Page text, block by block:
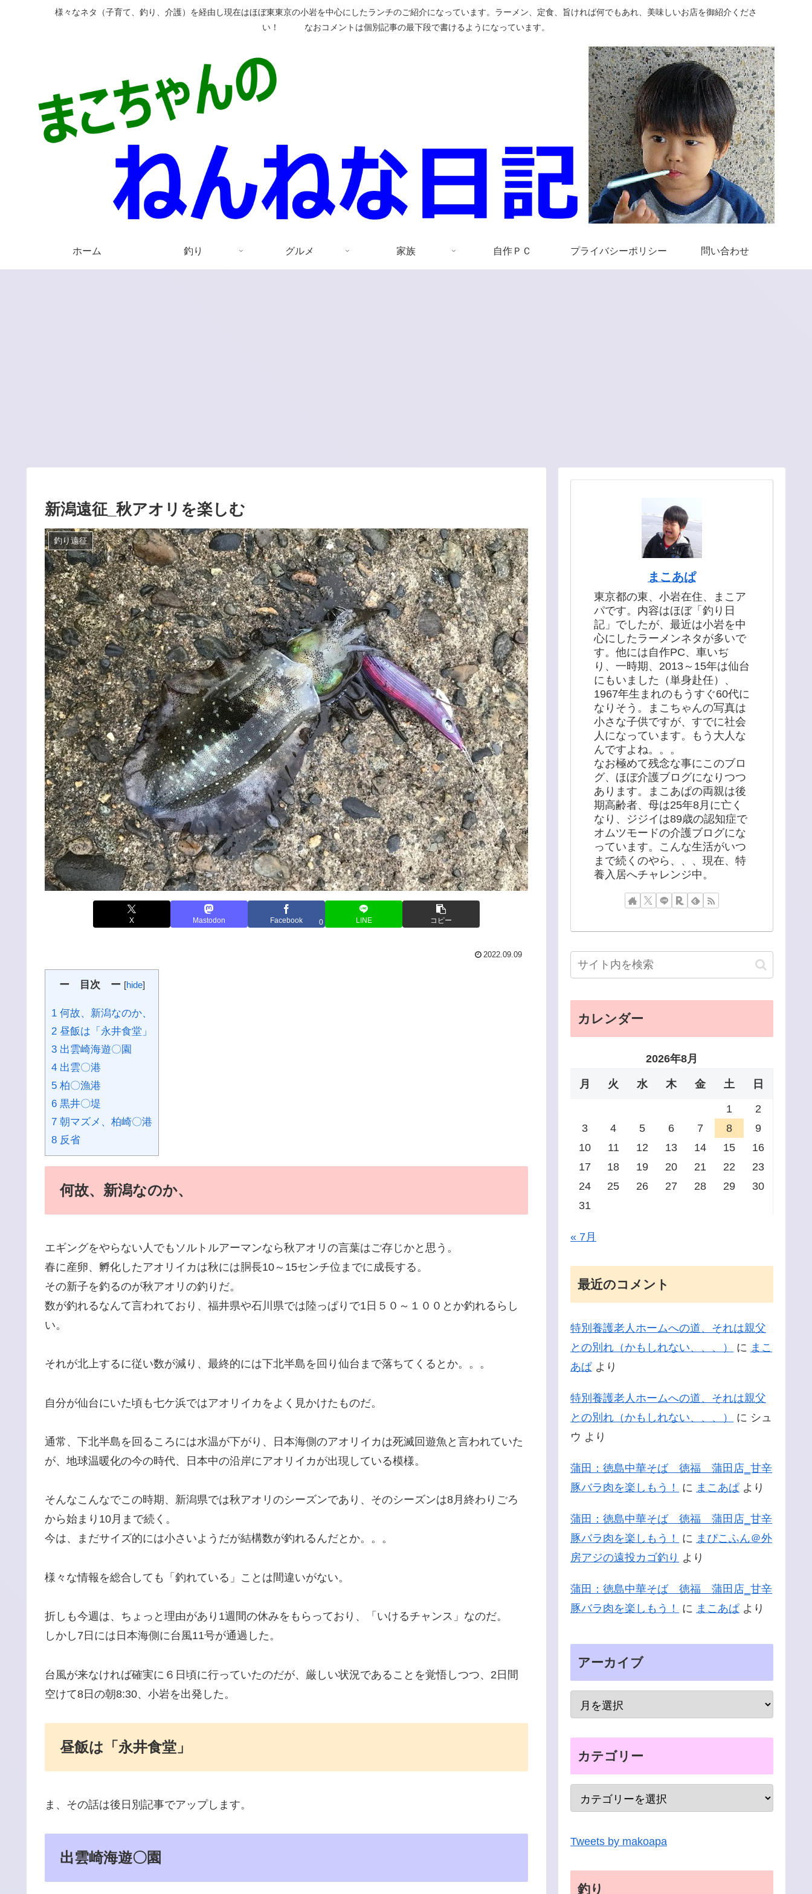
様々なネタ（子育て、釣り、介護）を経由し現在はほぼ東東京の小岩を中心にしたランチのご紹介になっています。ラーメン、定食、旨ければ何でもあれ、美味しいお店を御紹介くださ
い！ なおコメントは個別記事の最下段で書けるようになっています。
ホーム 釣り グルメ 家族 自作ＰＣ プライバシーポリシー 問い合わせ
新潟遠征_秋アオリを楽しむ
釣り遠征
X Mastodon Facebook 0 LINE コピー
2022.09.09
ー 目次 ー [hide]
1 何故、新潟なのか、
2 昼飯は「永井食堂」
3 出雲崎海遊〇園
4 出雲〇港
5 柏〇漁港
6 黒井〇堤
7 朝マズメ、柏崎〇港
8 反省
何故、新潟なのか、
エギングをやらない人でもソルトルアーマンなら秋アオリの言葉はご存じかと思う。
春に産卵、孵化したアオリイカは秋には胴長10～15センチ位までに成長する。
その新子を釣るのが秋アオリの釣りだ。
数が釣れるなんて言われており、福井県や石川県では陸っぱりで1日５０～１００とか釣れるらし
い。
それが北上するに従い数が減り、最終的には下北半島を回り仙台まで落ちてくるとか。。。
自分が仙台にいた頃も七ケ浜ではアオリイカをよく見かけたものだ。
通常、下北半島を回るころには水温が下がり、日本海側のアオリイカは死滅回遊魚と言われていた
が、地球温暖化の今の時代、日本中の沿岸にアオリイカが出現している模様。
そんなこんなでこの時期、新潟県では秋アオリのシーズンであり、そのシーズンは8月終わりごろ
から始まり10月まで続く。
今は、まだサイズ的には小さいようだが結構数が釣れるんだとか。。。
様々な情報を総合しても「釣れている」ことは間違いがない。
折しも今週は、ちょっと理由があり1週間の休みをもらっており、「いけるチャンス」なのだ。
しかし7日には日本海側に台風11号が通過した。
台風が来なければ確実に６日頃に行っていたのだが、厳しい状況であることを覚悟しつつ、2日間
空けて8日の朝8:30、小岩を出発した。
昼飯は「永井食堂」
ま、その話は後日別記事でアップします。
出雲崎海遊〇園
まこあぱ
東京都の東、小岩在住、まこア
パです。内容はほぼ「釣り日
記」でしたが、最近は小岩を中
心にしたラーメンネタが多いで
す。他には自作PC、車いぢ
り、一時期、2013～15年は仙台
にもいました（単身赴任）、
1967年生まれのもうすぐ60代に
なりそう。まこちゃんの写真は
小さな子供ですが、すでに社会
人になっています。もう大人な
んですよね。。。
なお極めて残念な事にこのブロ
グ、ほぼ介護ブログになりつつ
あります。まこあぱの両親は後
期高齢者、母は25年8月に亡く
なり、ジジイは89歳の認知症で
オムツモードの介護ブログにな
っています。こんな生活がいつ
まで続くのやら、、、現在、特
養入居へチャレンジ中。
カレンダー
2026年8月
月 火 水 木 金 土 日
1
2
3
4 5 6 7 8
9
10
11 12 13 14 15
16
17
18 19 20 21 22
23
24
25 26 27 28 29
30
31
« 7月
最近のコメント
特別養護老人ホームへの道、それは親父
との別れ（かもしれない、、、）
に まこ
あぱ より
特別養護老人ホームへの道、それは親父
との別れ（かもしれない、、、）
に シュ
ウ より
蒲田：徳島中華そば 徳福 蒲田店‗甘辛
豚バラ肉を楽しもう！
に まこあぱ より
蒲田：徳島中華そば 徳福 蒲田店‗甘辛
豚バラ肉を楽しもう！
に まぴこふん＠外
房アジの遠投カゴ釣り より
蒲田：徳島中華そば 徳福 蒲田店‗甘辛
豚バラ肉を楽しもう！
に まこあぱ より
アーカイブ
カテゴリー
Tweets by makoapa
釣り